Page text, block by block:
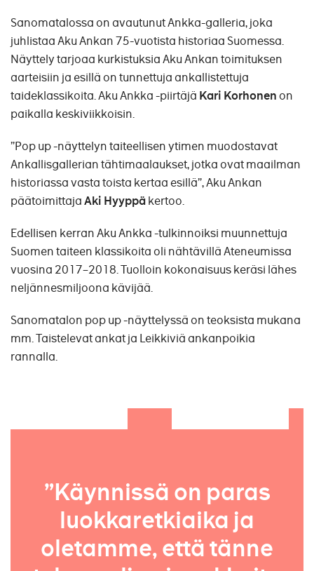
Sanomatalossa on avautunut Ankka-galleria, joka
juhlistaa Aku Ankan 75-vuotista historiaa Suomessa.
Näyttely tarjoaa kurkistuksia Aku Ankan toimituksen
aarteisiin ja esillä on tunnettuja ankallistettuja
taideklassikoita. Aku Ankka -piirtäjä Kari Korhonenon
paikalla keskiviikkoisin.
”Pop up -näyttelyn taiteellisen ytimen muodostavat
Ankallisgallerian tähtimaalaukset, jotka ovat maailman
historiassa vasta toista kertaa esillä”, Aku Ankan
päätoimittajaAki Hyyppäkertoo.
Edellisen kerran Aku Ankka -tulkinnoiksi muunnettuja
Suomen taiteen klassikoita oli nähtävillä Ateneumissa
vuosina 2017–2018. Tuolloin kokonaisuus keräsi lähes
neljännesmiljoona kävijää.
Sanomatalon pop up -näyttelyssä on teoksista mukana
mm. Taistelevat ankat ja Leikkiviä ankanpoikia
rannalla.
”Käynnissä on paras
luokkaretkiaika ja
oletamme, että tänne